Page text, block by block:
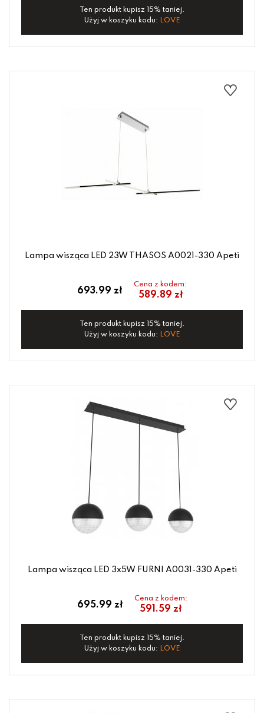
Ten produkt kupisz 15% taniej.
Użyj w koszyku kodu: LOVE
Lampa wisząca LED 23W THASOS A0021-330 Apeti
693.99 zł
Cena z kodem:
589.89 zł
Ten produkt kupisz 15% taniej.
Użyj w koszyku kodu: LOVE
Lampa wisząca LED 3x5W FURNI A0031-330 Apeti
695.99 zł
Cena z kodem:
591.59 zł
Ten produkt kupisz 15% taniej.
Użyj w koszyku kodu: LOVE